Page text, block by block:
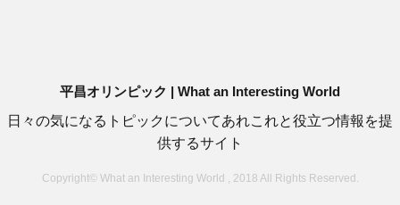
平昌オリンピック | What an Interesting World
日々の気になるトピックについてあれこれと役立つ情報を提
供するサイト
Copyright© What an Interesting World , 2018 All Rights Reserved.